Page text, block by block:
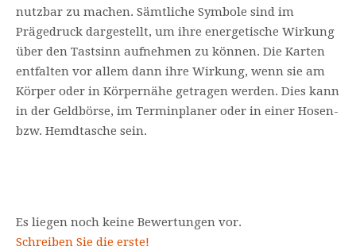
nutzbar zu machen. Sämtliche Symbole sind im
Prägedruck dargestellt, um ihre energetische Wirkung
über den Tastsinn aufnehmen zu können. Die Karten
entfalten vor allem dann ihre Wirkung, wenn sie am
Körper oder in Körpernähe getragen werden. Dies kann
in der Geldbörse, im Terminplaner oder in einer Hosen-
bzw. Hemdtasche sein.
Es liegen noch keine Bewertungen vor.
Schreiben Sie die erste!